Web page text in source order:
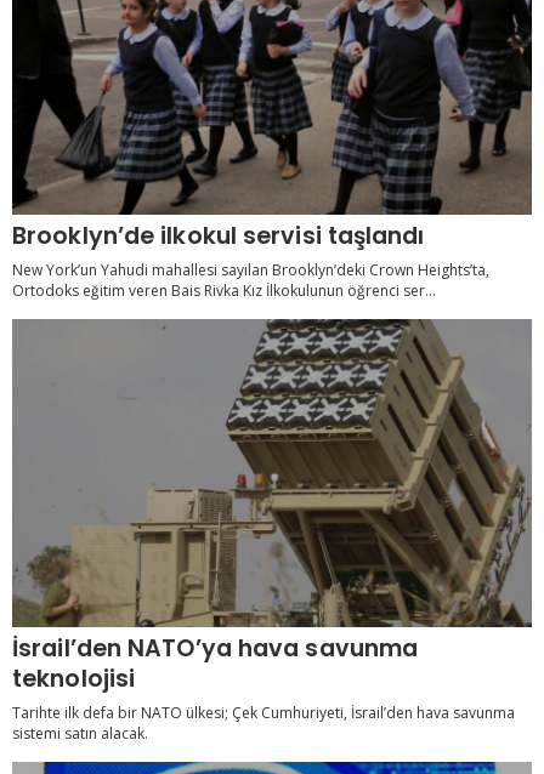
Brooklyn’de ilkokul servisi taşlandı
New York’un Yahudi mahallesi sayılan Brooklyn’deki Crown Heights’ta,
Ortodoks eğitim veren Bais Rivka Kız İlkokulunun öğrenci ser...
İsrail’den NATO’ya hava savunma
teknolojisi
Tarihte ilk defa bir NATO ülkesi; Çek Cumhuriyeti, İsrail’den hava savunma
sistemi satın alacak.